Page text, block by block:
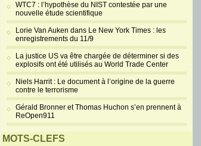
WTC7 : l’hypothèse du NIST contestée par une
nouvelle étude scientifique
Lorie Van Auken dans Le New York Times : les
enregistrements du 11/9
La justice US va être chargée de déterminer si des
explosifs ont été utilisés au World Trade Center
Niels Harrit : Le document à l’origine de la guerre
contre le terrorisme
Gérald Bronner et Thomas Huchon s’en prennent à
ReOpen911
MOTS-CLEFS